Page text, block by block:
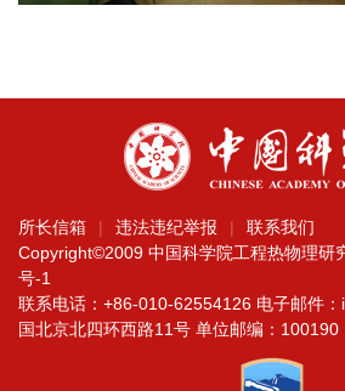
所长信箱 违法违纪举报
联系我们
Copyright©2009 中国科学院工程热物理研
号-1
联系电话：+86-010-62554126 电子邮件
国北京北四环西路11号 单位邮编：100190